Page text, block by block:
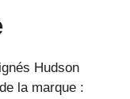
Hudson
la marque :